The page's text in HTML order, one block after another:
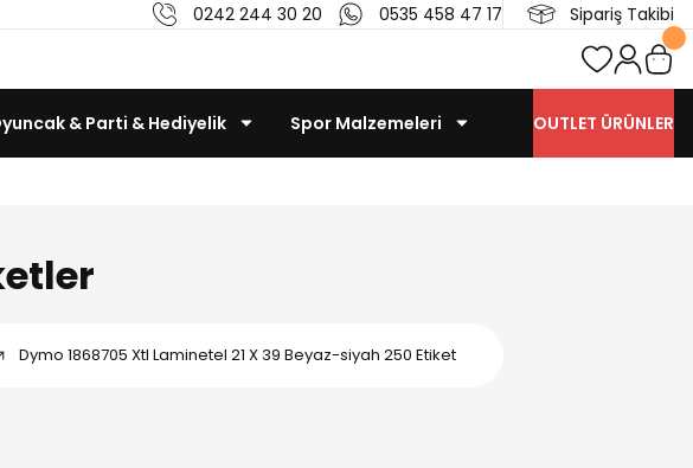
0242 244 30 20 0535 458 47 17 Sipariş Takibi
& Parti & Hediyelik Spor Malzemeleri OUTLET ÜRÜNLER
Dymo 1868705 Xtl Laminetel 21 X 39 Beyaz-siyah 250 Etiket